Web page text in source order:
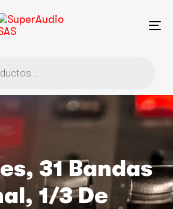
31 Bandas
1/3 De